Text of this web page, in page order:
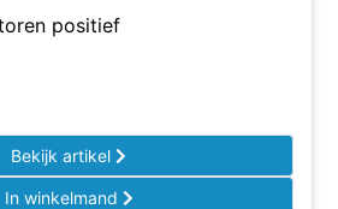
positief
Bekijk artikel
In winkelmand